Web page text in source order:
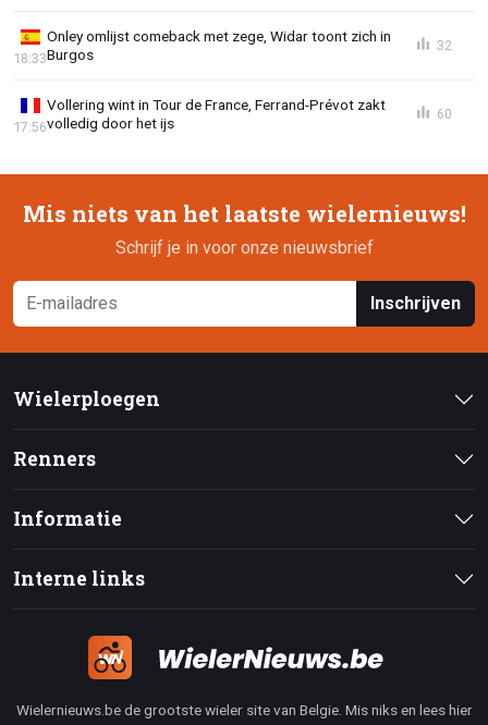
Onley omlijst comeback met zege, Widar toont zich in
Burgos
18:33
32
Vollering wint in Tour de France, Ferrand-Prévot zakt
volledig door het ijs
17:56
60
Mis niets van het laatste wielernieuws!
Schrijf je in voor onze nieuwsbrief
Inschrijven
Wielerploegen
Renners
Informatie
Interne links
Wielernieuws.be de grootste wieler site van Belgie. Mis niks en lees hier